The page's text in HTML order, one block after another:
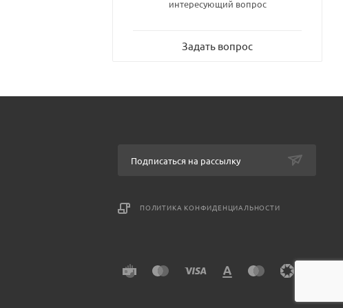
интересующий вопрос
Задать вопрос
Подписаться на рассылку
ПОЛИТИКА КОНФИДЕНЦИАЛЬНОСТИ